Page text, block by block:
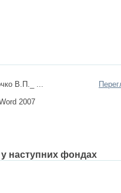
В.П._ ...
2007
у наступних фондах